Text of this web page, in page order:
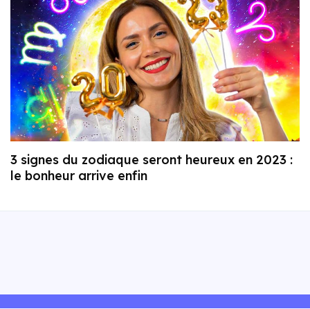
3 signes du zodiaque seront heureux en 2023 :
le bonheur arrive enfin